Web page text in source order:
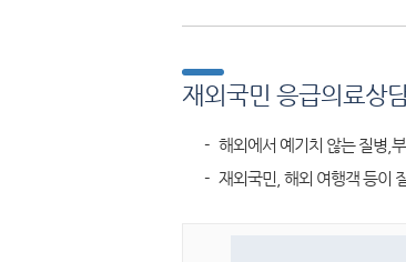
재외국민 응급의료상
- 해외에서 예기치 않는 질병,
- 재외국민, 해외 여행객 등이